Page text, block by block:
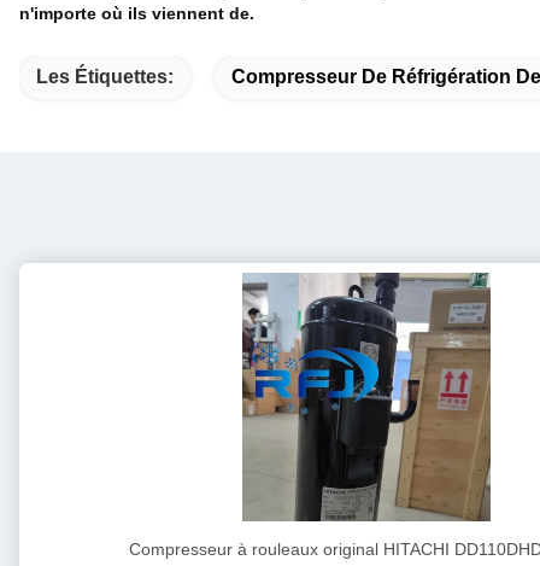
n'importe où ils viennent de.
Les Étiquettes: Compresseur De Réfrigération
Compresseur à rouleaux original HITACHI